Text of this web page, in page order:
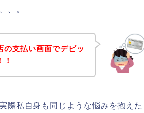
、。
の支払い画面でデビッ
際私自身も同じような悩みを抱えた